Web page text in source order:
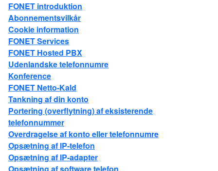
FONET introduktion
Abonnementsvilkår
Cookie information
FONET Services
FONET Hosted PBX
Udenlandske telefonnumre
Konference
FONET Netto-Kald
Tankning af din konto
Portering (overflytning) af eksisterende
telefonnummer
Overdragelse af konto eller telefonnumre
Opsætning af IP-telefon
Opsætning af IP-adapter